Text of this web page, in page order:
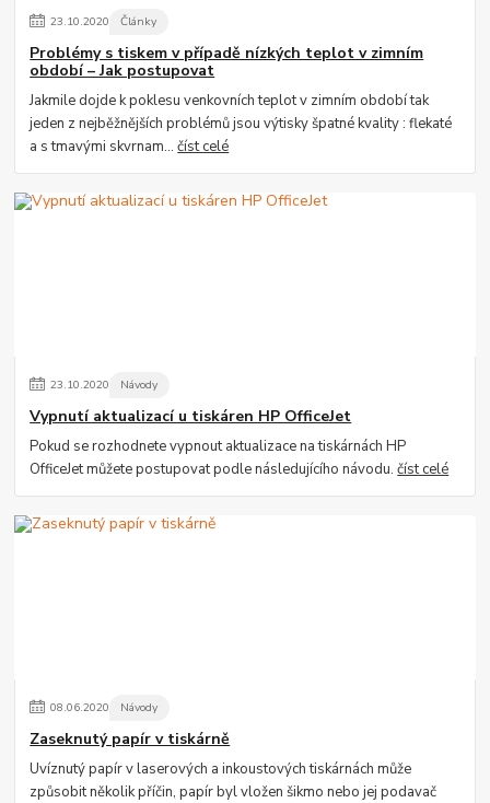
23.10.2020 Články
Problémy s tiskem v případě nízkých teplot v zimním
období – Jak postupovat
Jakmile dojde k poklesu venkovních teplot v zimním období tak
jeden z nejběžnějších problémů jsou výtisky špatné kvality : flekaté
a s tmavými skvrnam...číst celé
23.10.2020 Návody
Vypnutí aktualizací u tiskáren HP OfficeJet
Pokud se rozhodnete vypnout aktualizace na tiskárnách HP
OfficeJet můžete postupovat podle následujícího návodu.číst celé
08.06.2020 Návody
Zaseknutý papír v tiskárně
Uvíznutý papír v laserových a inkoustových tiskárnách může
způsobit několik příčin, papír byl vložen šikmo nebo jej podavač